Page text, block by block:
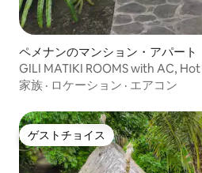
ペメナンのマンション・アパート
GILI MATIKI ROOMS with AC, Hot
家族 · ロケーション · エアコン
ゲストチョイス
ゲストチョイス